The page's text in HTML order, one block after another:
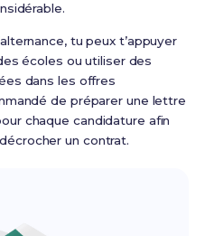
tu peux t’appuyer
écoles ou utiliser des
dans les offres
de préparer une lettre
chaque candidature afin
un contrat.